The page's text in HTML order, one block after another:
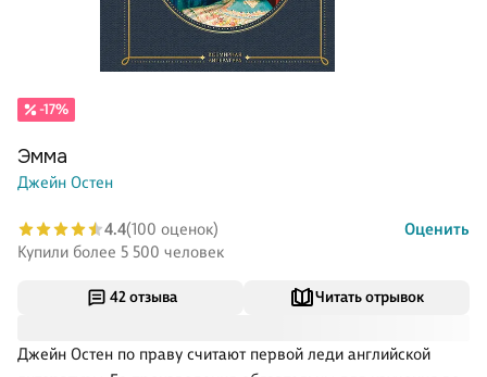
42 отзыва Читать отрывок
Джейн Остен по праву считают первой леди английской
-17%
Эмма
Джейн Остен
4.4(100 оценок)
Оценить
Купили более 5 500 человек